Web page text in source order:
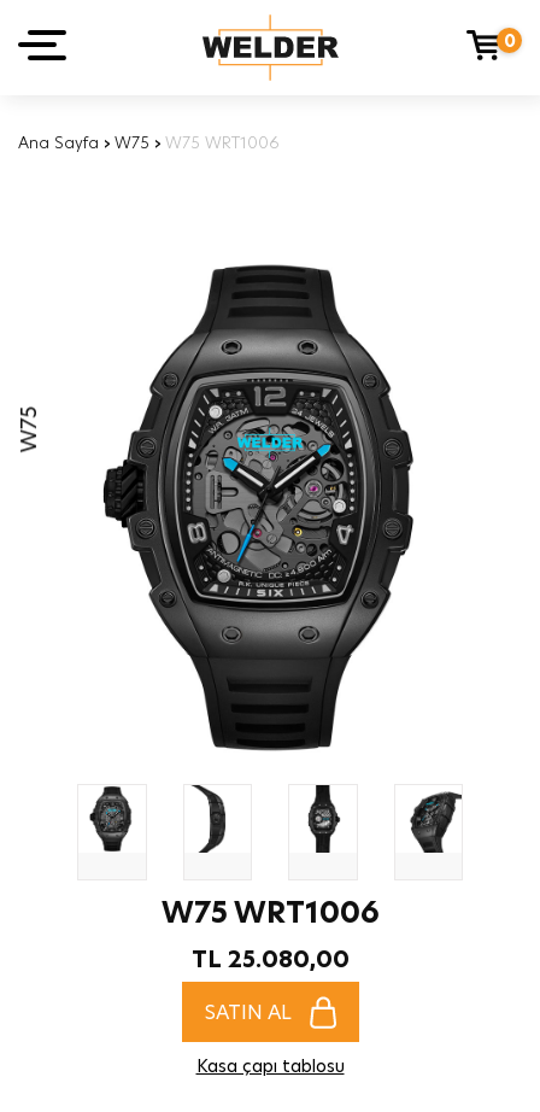
0
Ana Sayfa › W75 › W75 WRT1006
W75
W75 WRT1006
TL 25.080,00
SATIN AL
Kasa çapı tablosu